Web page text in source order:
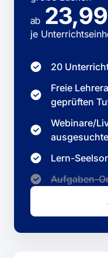
ab
je
20
Freie
geprüften
Webinare/
Lern-
Aufgaben-